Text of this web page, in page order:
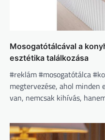
Mosogatótálcával a
esztétika találkozása
#reklám #mosogatótálca
megtervezése, ahol minden
van, nemcsak kihívás,